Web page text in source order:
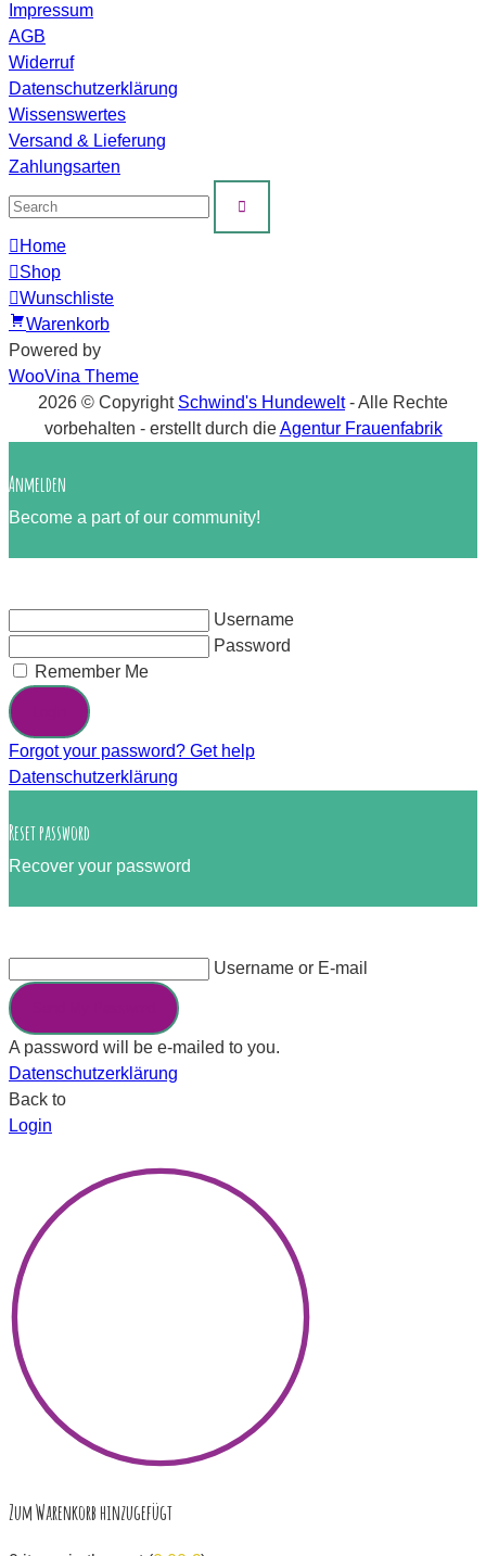
Impressum
AGB
Widerruf
Datenschutzerklärung
Wissenswertes
Versand & Lieferung
Zahlungsarten
Home
Shop
Wunschliste
Warenkorb
Powered by
WooVina Theme
2026 © Copyright Schwind's Hundewelt- Alle Rechte
vorbehalten - erstellt durch dieAgentur Frauenfabrik
Anmelden
Become a part of our community!
Username
Password
Remember Me
Forgot your password? Get help
Datenschutzerklärung
Reset password
Recover your password
Username or E-mail
A password will be e-mailed to you.
Datenschutzerklärung
Back to
Login
Zum Warenkorb hinzugefügt